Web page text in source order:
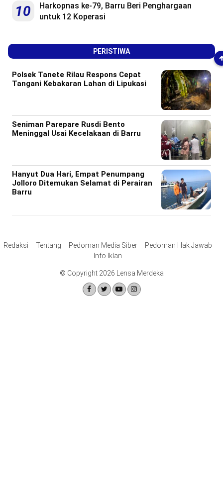
10
Harkopnas ke-79, Barru Beri Penghargaan
untuk 12 Koperasi
PERISTIWA
Polsek Tanete Rilau Respons Cepat
Tangani Kebakaran Lahan di Lipukasi
Seniman Parepare Rusdi Bento
Meninggal Usai Kecelakaan di Barru
Hanyut Dua Hari, Empat Penumpang
Jolloro Ditemukan Selamat di Perairan
Barru
Redaksi Tentang Pedoman Media Siber
Pedoman Hak Jawab
Info Iklan
© Copyright 2026 Lensa Merdeka